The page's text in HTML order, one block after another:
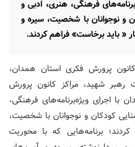
فرهنگی، هنری، ادبی و
و نوجوانان با شخصیت، سیره و
« باید برخاست» فراهم کردند.
پرورش فکری استان همدان،
رهبر شهید، مراکز کانون پرورش
با اجرای ویژه‌برنامه‌های فرهنگی،
کودکان و نوجوانان با شخصیت،
برنامه‌هایی که با محوریت